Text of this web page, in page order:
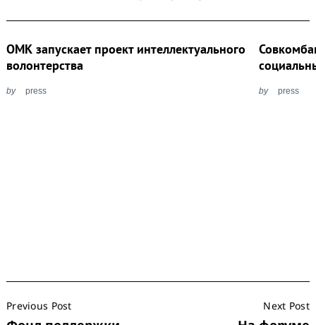
ОМК запускает проект интеллектуального
волонтерства
by press by press
Navigation
Previous Post Next Post